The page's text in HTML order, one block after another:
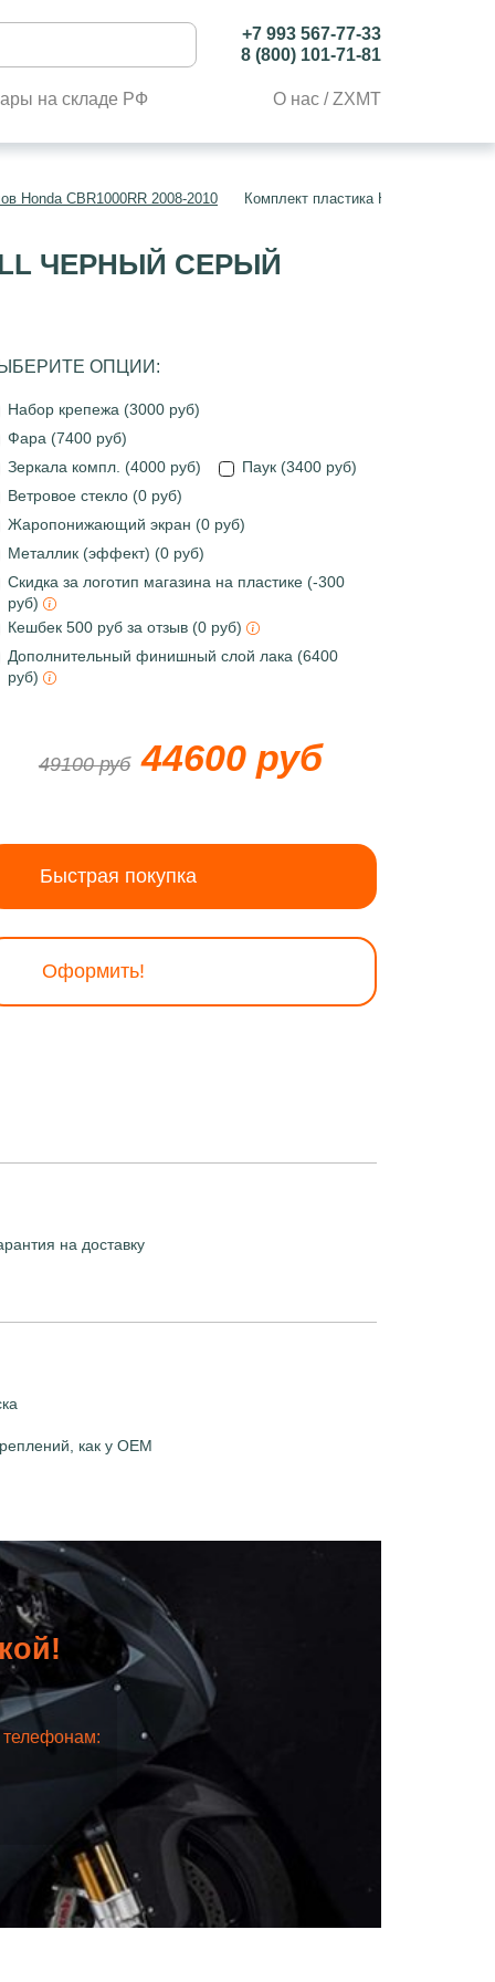
+7 993 567-77-33
8 (800) 101-71-81
на складе РФ О нас / ZXMT
Honda CBR1000RR 2008-2010 Комплект пластика Honda
ЧЕРНЫЙ СЕРЫЙ
ОПЦИИ:
Набор крепежа (3000 руб)
Фара (7400 руб)
Зеркала компл. (4000 руб)
Паук (3400 руб)
Ветровое стекло (0 руб)
Жаропонижающий экран (0 руб)
Металлик (эффект) (0 руб)
Скидка за логотип магазина на пластике (-300
руб)
Кешбек 500 руб за отзыв (0 руб)
Дополнительный финишный слой лака (6400
руб)
49100 руб 44600 руб
Быстрая покупка
Оформить!
на доставку
как у OEM
телефонам: